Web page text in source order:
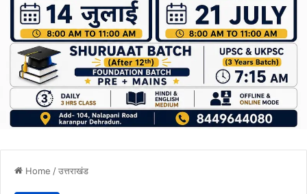
Home /उत्तराखंड